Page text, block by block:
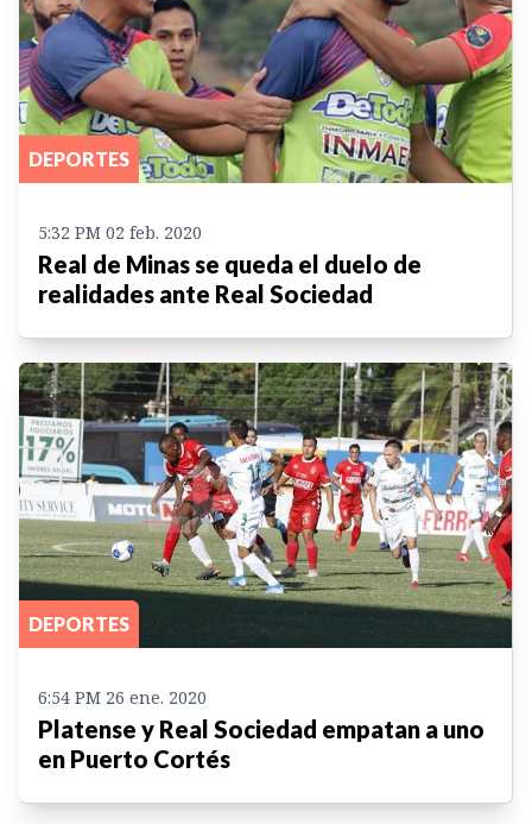
DEPORTES
5:32 PM 02 feb. 2020
Real de Minas se queda el duelo de
realidades ante Real Sociedad
DEPORTES
6:54 PM 26 ene. 2020
Platense y Real Sociedad empatan a uno
en Puerto Cortés